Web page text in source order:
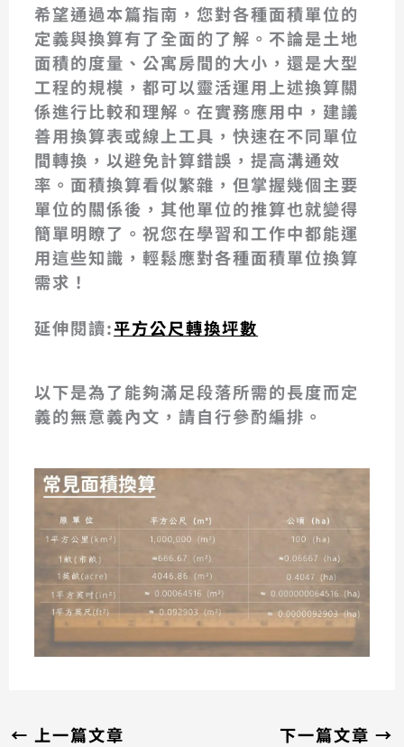
希望通過本篇指南，您對各種面積單位的
定義與換算有了全面的了解。不論是土地
面積的度量、公寓房間的大小，還是大型
工程的規模，都可以靈活運用上述換算關
係進行比較和理解。在實務應用中，建議
善用換算表或線上工具，快速在不同單位
間轉換，以避免計算錯誤，提高溝通效
率。面積換算看似繁雜，但掌握幾個主要
單位的關係後，其他單位的推算也就變得
簡單明瞭了。祝您在學習和工作中都能運
用這些知識，輕鬆應對各種面積單位換算
需求！
延伸閱讀:平方公尺轉換坪數
以下是為了能夠滿足段落所需的長度而定
義的無意義內文，請自行參酌編排。
← 上一篇文章 下一篇文章→